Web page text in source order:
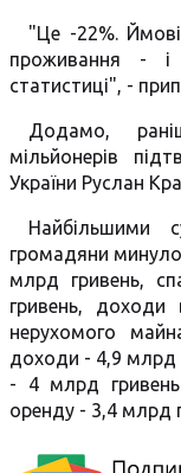
"Це -22%.
проживання - і
статистиці", -
Додамо,
мільйонерів
України Руслан
Найбільшими
громадяни
млрд гривень,
гривень, доходи
нерухомого
доходи - 4,9 млрд
- 4 млрд
оренду - 3,4 млрд